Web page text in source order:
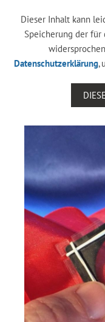
Dieser Inhalt kann
Speicherung der
Datenschutzerklärung,